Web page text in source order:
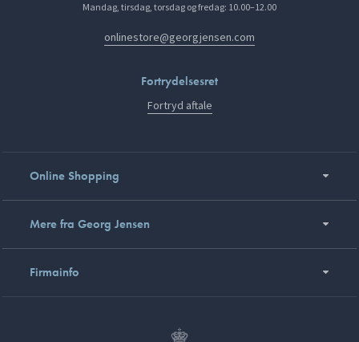
Mandag, tirsdag, torsdag og fredag: 10.00–12.00
onlinestore@georgjensen.com
Fortrydelsesret
Fortryd aftale
Online Shopping
Mere fra Georg Jensen
Firmainfo